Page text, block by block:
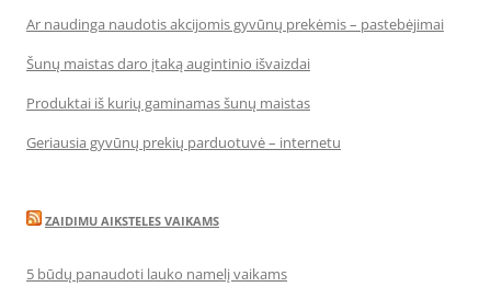
Ar naudinga naudotis akcijomis gyvūnų prekėmis – pastebėjimai
Šunų maistas daro įtaką augintinio išvaizdai
Produktai iš kurių gaminamas šunų maistas
Geriausia gyvūnų prekių parduotuvė – internetu
ZAIDIMU AIKSTELES VAIKAMS
5 būdų panaudoti lauko namelį vaikams